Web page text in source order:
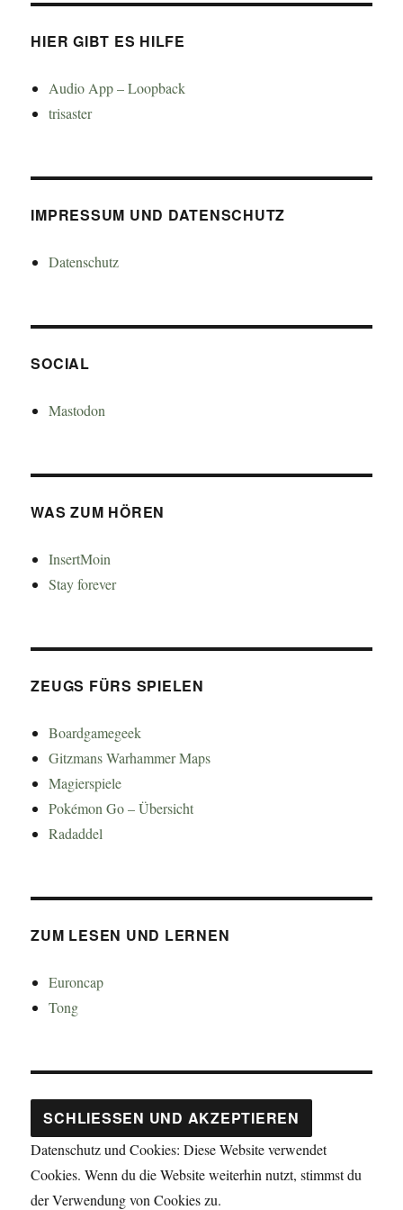
HIER GIBT ES HILFE
Audio App – Loopback
trisaster
IMPRESSUM UND DATENSCHUTZ
Datenschutz
SOCIAL
Mastodon
WAS ZUM HÖREN
InsertMoin
Stay forever
ZEUGS FÜRS SPIELEN
Boardgamegeek
Gitzmans Warhammer Maps
Magierspiele
Pokémon Go – Übersicht
Radaddel
ZUM LESEN UND LERNEN
Euroncap
Tong
Datenschutz und Cookies: Diese Website verwendet
Cookies. Wenn du die Website weiterhin nutzt, stimmst du
der Verwendung von Cookies zu.